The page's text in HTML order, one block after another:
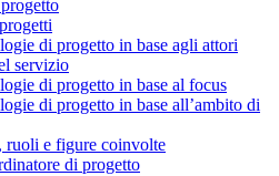
di progetto in base agli attori
servizio
di progetto in base al focus
di progetto in base all’ambito di
ruoli e figure coinvolte
di progetto